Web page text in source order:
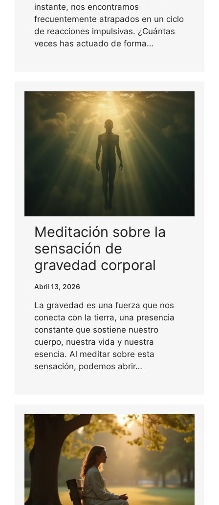
instante, nos encontramos
frecuentemente atrapados en un ciclo
de reacciones impulsivas. ¿Cuántas
veces has actuado de forma…
Meditación sobre la
sensación de
gravedad corporal
Abril 13, 2026
La gravedad es una fuerza que nos
conecta con la tierra, una presencia
constante que sostiene nuestro
cuerpo, nuestra vida y nuestra
esencia. Al meditar sobre esta
sensación, podemos abrir…